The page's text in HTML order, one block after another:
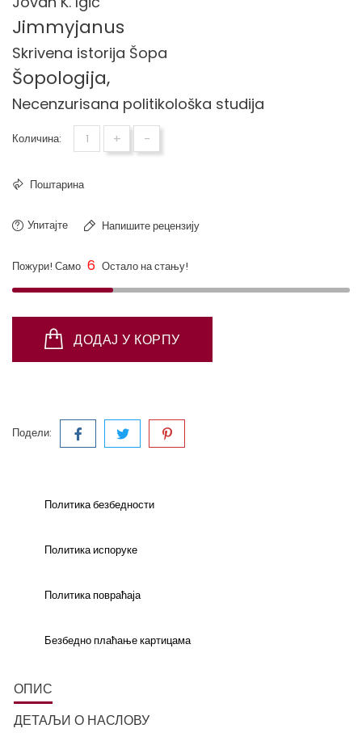
Jimmyjanus
Skrivena istorija Šopa
Šopologija,
Necenzurisana politikološka studija
Количина: + -
Поштарина
Упитајте Напишите рецензију
Пожури! Само 6 Остало на стању!
ДОДАЈ У КОРПУ
Подели:
Политика безбедности
Политика испоруке
Политика повраћаја
Безбедно плаћање картицама
ОПИС
ДЕТАЉИ О НАСЛОВУ